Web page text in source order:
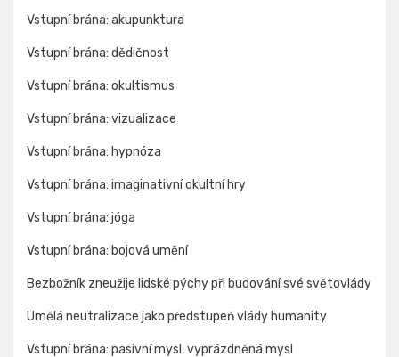
Vstupní brána: akupunktura
Vstupní brána: dědičnost
Vstupní brána: okultismus
Vstupní brána: vizualizace
Vstupní brána: hypnóza
Vstupní brána: imaginativní okultní hry
Vstupní brána: jóga
Vstupní brána: bojová umění
Bezbožník zneužije lidské pýchy při budování své světovlády
Umělá neutralizace jako předstupeň vlády humanity
Vstupní brána: pasivní mysl, vyprázdněná mysl